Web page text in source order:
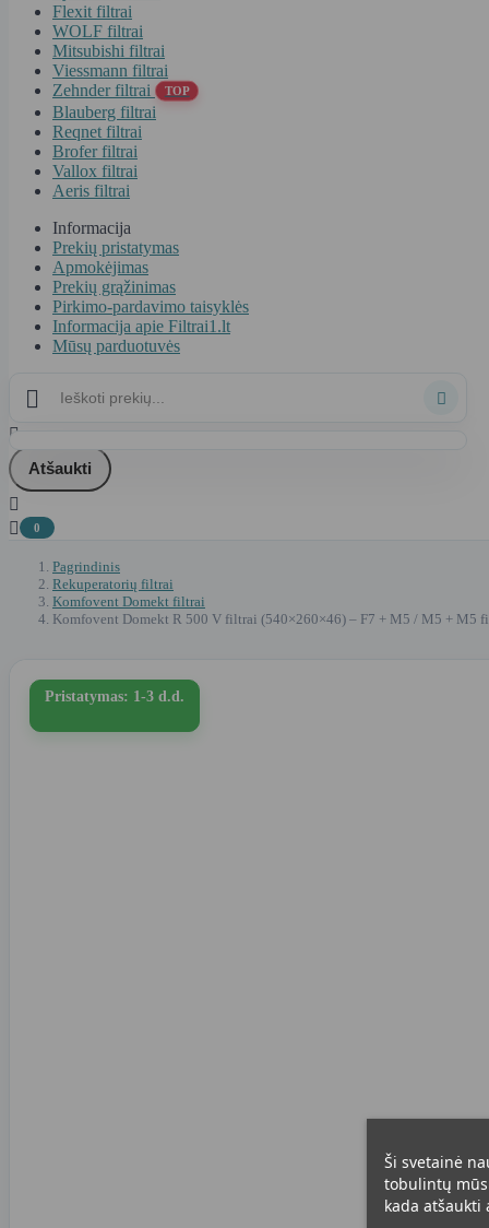
Flexit filtrai
WOLF filtrai
Mitsubishi filtrai
Viessmann filtrai
Zehnder filtrai
TOP
Blauberg filtrai
Reqnet filtrai
Brofer filtrai
Vallox filtrai
Aeris filtrai
Informacija
Prekių pristatymas
Apmokėjimas
Prekių grąžinimas
Pirkimo-pardavimo taisyklės
Informacija apie Filtrai1.lt
Mūsų parduotuvės



Atšaukti


0
Pagrindinis
Rekuperatorių filtrai
Komfovent Domekt filtrai
Komfovent Domekt R 500 V filtrai (540×260×46) – F7 + M5 / M5 + M5
Pristatymas: 1-3 d.d.
Ši svetainė
tobulintų
kada atšaukti